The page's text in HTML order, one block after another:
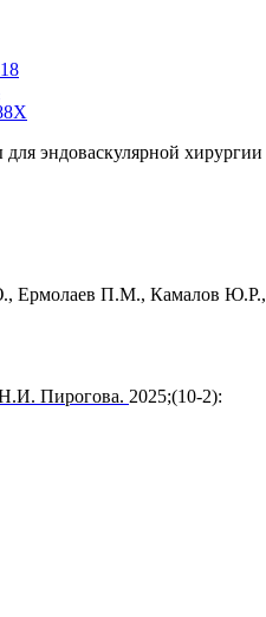
эндоваскулярной хирургии
, Ермолаев П.М., Камалов Ю.Р.,
Пирогова. 2025;(10‑2):